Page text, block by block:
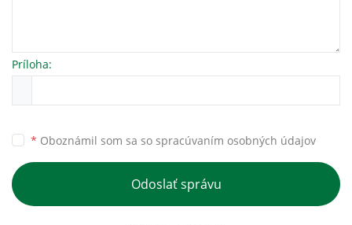
Príloha:
* Oboznámil som sa so spracúvaním osobných údajov
Odoslať správu